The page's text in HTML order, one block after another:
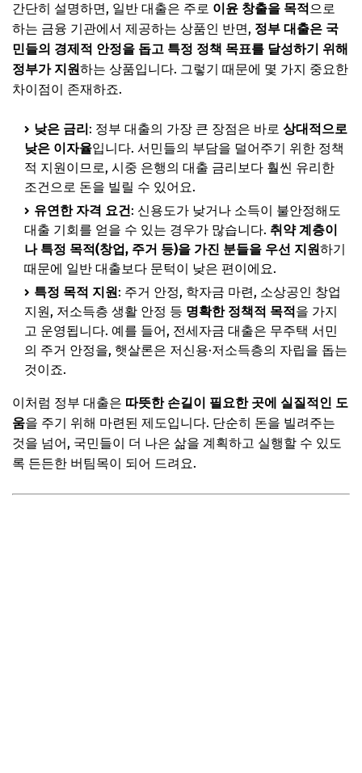
추가할인 코드 WRVE6
필수 서류 완벽 준비, 한 번에 끝내기!
기본 공통 서류 (이것만은 꼭!)
서류 준비 시 유의사항 및 팁
📌 지금 뜨는 꿀정보! 놓치지 마세요
추가할인 코드 WRVE6
정부 대출 신청 절차, 단계별로 따라하기
1. 신청 방법 선택: 온라인 vs 방문
2. 신청서 작성 요령 및 유의점
3. 접수 후 진행 과정 예상
📌 지금 뜨는 꿀정보! 놓치지 마세요
추가할인 코드 WRVE6
대출 심사 과정 이해하기 & 실행까지
심사 기준 및 소요 기간
보완 서류 요청 시 대처법
승인 통보 및 대출 실행 과정
간단히 설명하면, 일반 대출은 주로 이윤 창출을 목적으로
하는 금융 기관에서 제공하는 상품인 반면, 정부 대출은 국
민들의 경제적 안정을 돕고 특정 정책 목표를 달성하기 위해
정부가 지원하는 상품입니다. 그렇기 때문에 몇 가지 중요한
차이점이 존재하죠.
낮은 금리: 정부 대출의 가장 큰 장점은 바로 상대적으로
낮은 이자율입니다. 서민들의 부담을 덜어주기 위한 정책
적 지원이므로, 시중 은행의 대출 금리보다 훨씬 유리한
조건으로 돈을 빌릴 수 있어요.
유연한 자격 요건: 신용도가 낮거나 소득이 불안정해도
대출 기회를 얻을 수 있는 경우가 많습니다. 취약 계층이
나 특정 목적(창업, 주거 등)을 가진 분들을 우선 지원하기
때문에 일반 대출보다 문턱이 낮은 편이에요.
특정 목적 지원: 주거 안정, 학자금 마련, 소상공인 창업
지원, 저소득층 생활 안정 등 명확한 정책적 목적을 가지
고 운영됩니다. 예를 들어, 전세자금 대출은 무주택 서민
의 주거 안정을, 햇살론은 저신용·저소득층의 자립을 돕는
것이죠.
이처럼 정부 대출은 따뜻한 손길이 필요한 곳에 실질적인 도
움을 주기 위해 마련된 제도입니다. 단순히 돈을 빌려주는
것을 넘어, 국민들이 더 나은 삶을 계획하고 실행할 수 있도
록 든든한 버팀목이 되어 드려요.